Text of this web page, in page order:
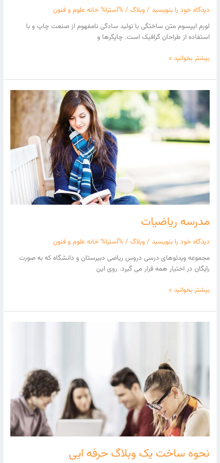
دیدگاه‌ خود را بنویسید /وبلاگ / %آسترا%خانه علوم و فنون
لورم ایپسوم متن ساختگی با تولید سادگی نامفهوم از صنعت چاپ و با
استفاده از طراحان گرافیک است. چاپگرها و
بیشتر بخوانید »
مدرسه ریاضیات
دیدگاه‌ خود را بنویسید /وبلاگ / %آسترا%خانه علوم و فنون
مجموعه ویدئوهای درسی دروس ریاضی دبیرستان و دانشگاه که به صورت
رایگان در اختیار همه قرار می گیرد. روی این
ریاضیات
بیشتر بخوانید »
نحوه ساخت یک وبلاگ حرفه ایی
حرفه